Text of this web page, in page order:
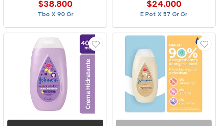
$38.800
Tbo X 90 Gr
$24.000
E Pot X 57 Gr Gr